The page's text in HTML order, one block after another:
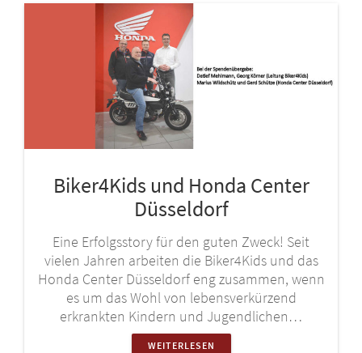
Biker4Kids und Honda Center
Düsseldorf
Eine Erfolgsstory für den guten Zweck! Seit
vielen Jahren arbeiten die Biker4Kids und das
Honda Center Düsseldorf eng zusammen, wenn
es um das Wohl von lebensverkürzend
erkrankten Kindern und Jugendlichen…
WEITERLESEN